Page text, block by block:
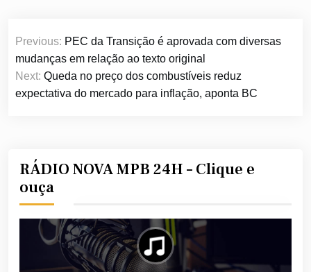
Navegação
de
Post
Previous: PEC da Transição é aprovada com diversas
mudanças em relação ao texto original
Next: Queda no preço dos combustíveis reduz
expectativa do mercado para inflação, aponta BC
RÁDIO NOVA MPB 24H – Clique e
ouça